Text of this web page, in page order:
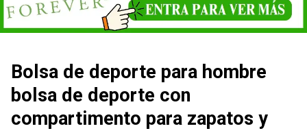
Bolsa de deporte para hombre
bolsa de deporte con
compartimento para zapatos y